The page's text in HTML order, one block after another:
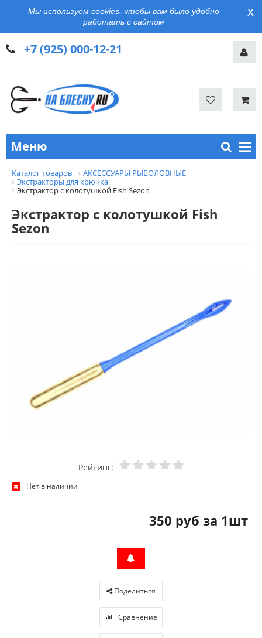
Мы используем cookies, чтобы вам было удобно
работать с сайтом
x
+7 (925) 000-12-21
Меню
Каталог товаров
АКСЕССУАРЫ РЫБОЛОВНЫЕ
Экстракторы для крючка
Экстрактор с колотушкой Fish Sezon
Экстрактор с колотушкой Fish
Sezon
Рейтинг:
Нет в наличии
350 руб за 1шт
Поделиться
Сравнение